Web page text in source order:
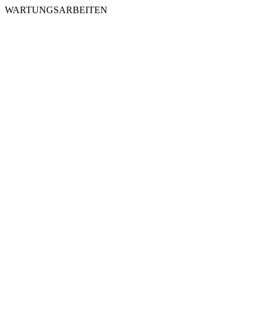
WARTUNGSARBEITEN